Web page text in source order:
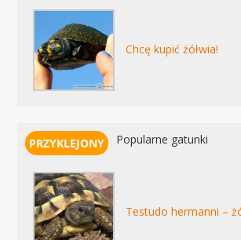
Chcę kupić żółwia!
Popularne gatunki
Testudo hermanni –